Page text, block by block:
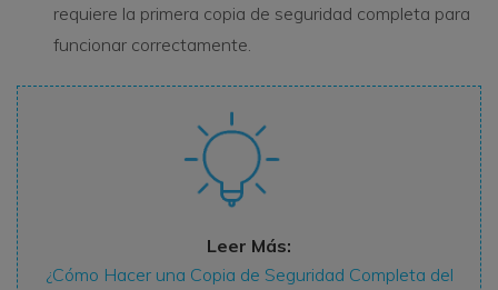
requiere la primera copia de seguridad completa para
funcionar correctamente.
Leer Más:
¿Cómo Hacer una Copia de Seguridad Completa del